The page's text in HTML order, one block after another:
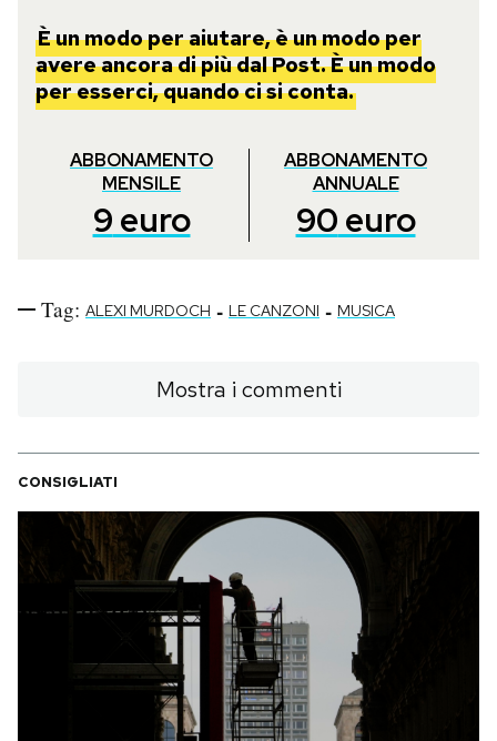
È un modo per aiutare, è un modo per
avere ancora di più dal Post. È un modo
per esserci, quando ci si conta.
ABBONAMENTO
MENSILE
9 euro
ABBONAMENTO
ANNUALE
90 euro
Tag: ALEXI MURDOCH - LE CANZONI - MUSICA
Mostra i commenti
CONSIGLIATI